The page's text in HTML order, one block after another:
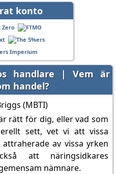
konto
handlare | Vem är
handel?
rätt för dig, eller vad som
sett, vet vi att vissa
av vissa yrken
att näringsidkares
nämnare.